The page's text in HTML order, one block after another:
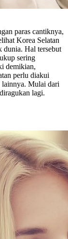
paras cantiknya,
Korea Selatan
dunia. Hal tersebut
sering
demikian,
perlu diakui
lainnya. Mulai dari
lagi.